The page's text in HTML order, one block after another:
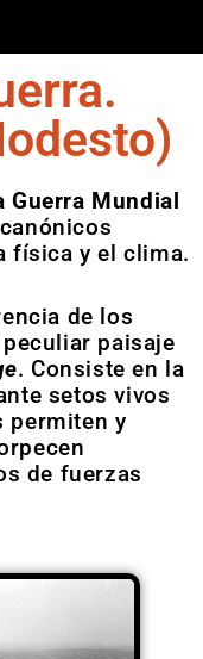
Guerra Mundial
física y el clima.
de los
paisaje
. Consiste en la
setos vivos
permiten y
de fuerzas